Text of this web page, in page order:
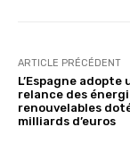
ARTICLE PRÉCÉDENT
L’Espagne adopte
relance des
renouvelables
milliards d’euros